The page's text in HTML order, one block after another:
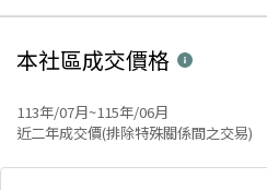
本社區成交價格
113年/07月~115年/06月
近二年成交價(排除特殊關係間之交易)